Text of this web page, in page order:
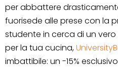
per abbattere
fuorisede alle prese con la
studente in cerca di un
per la tua cucina,
imbattibile: un -15%